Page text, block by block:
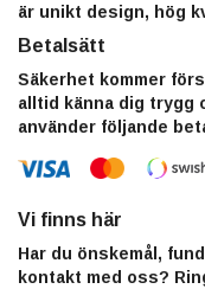
är unikt design, hög
Betalsätt
Säkerhet kommer
alltid känna dig trygg
använder följande
Vi finns här
Har du önskemål,
kontakt med oss?